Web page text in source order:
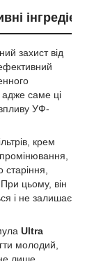
захист від
адже саме ці
УФ-
крем
цьому, він
і не залишає
Ultra
молодий,